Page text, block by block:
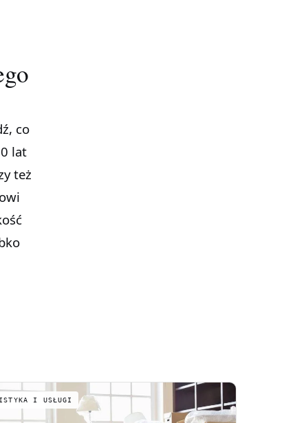
co
lat
też
I USŁUGI